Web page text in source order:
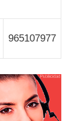
965107977